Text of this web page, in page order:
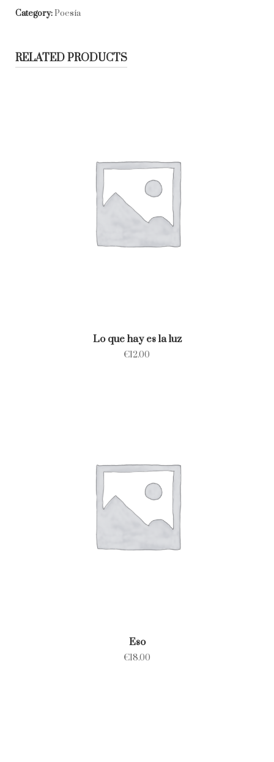
botes
quantity
Category:Poesía
RELATED PRODUCTS
Lo que hay es la luz
€12.00
Eso
€18.00